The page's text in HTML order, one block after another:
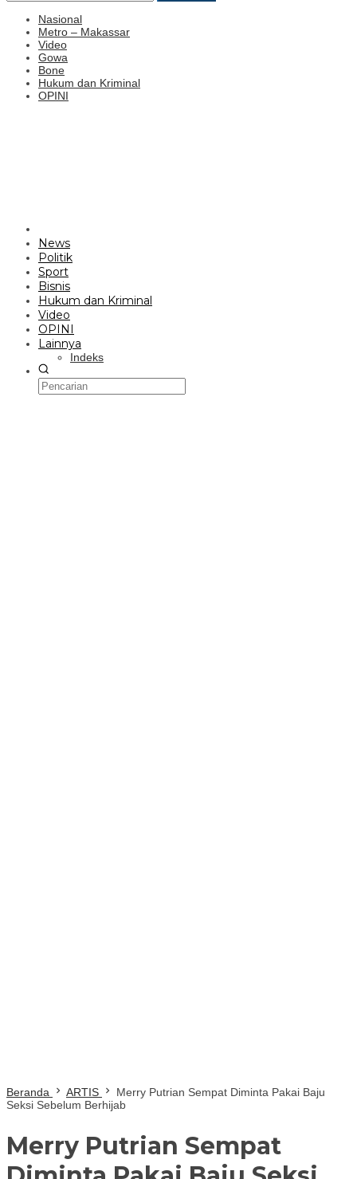
Nasional
Metro – Makassar
Video
Gowa
Bone
Hukum dan Kriminal
OPINI
News
Politik
Sport
Bisnis
Hukum dan Kriminal
Video
OPINI
Lainnya
Indeks
Beranda ARTIS
Merry Putrian Sempat Diminta Pakai Baju
Seksi Sebelum Berhijab
Merry Putrian Sempat